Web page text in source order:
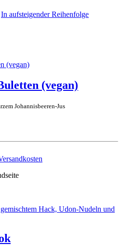
In aufsteigender Reihenfolge
(vegan)
Johannisbeeren-Jus